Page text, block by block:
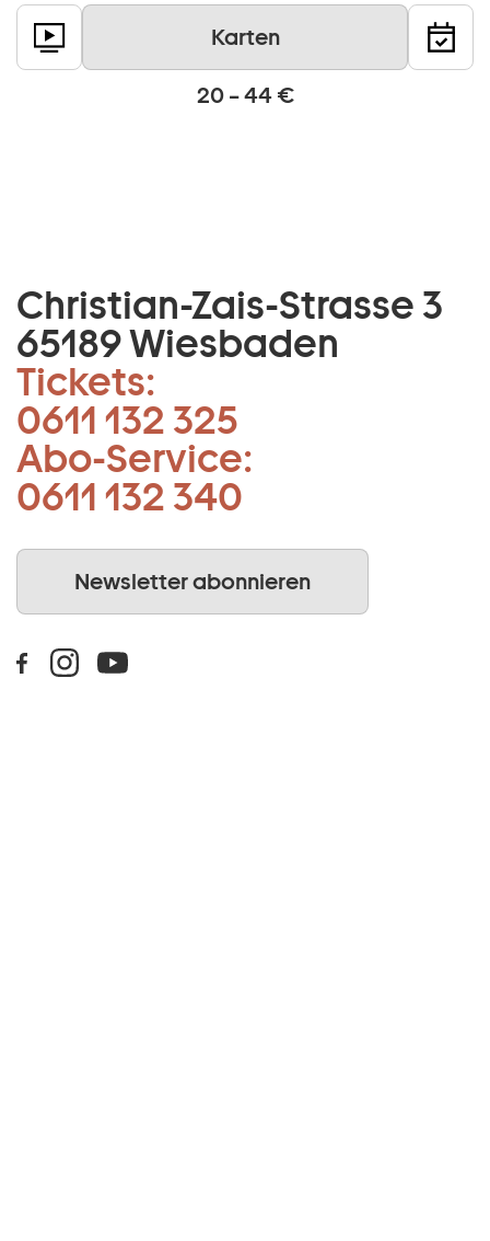
Karten
20 – 44 €
Christian-Zais-Strasse 3
65189 Wiesbaden
Tickets:
0611 132 325
Abo-Service:
0611 132 340
Newsletter abonnieren